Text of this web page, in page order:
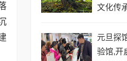
文化传
元旦探
验馆,开